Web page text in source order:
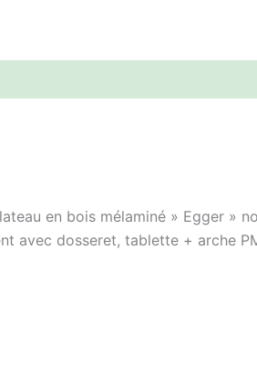
en bois mélaminé » Egger »
avec dosseret, tablette + arche